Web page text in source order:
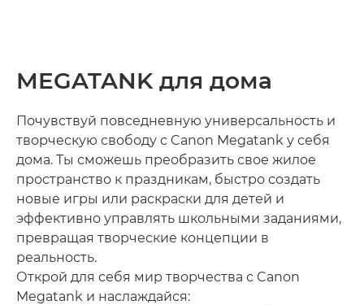
MEGATANK для дома
Почувствуй повседневную универсальность и
творческую свободу с Canon Megatank у себя
дома. Ты сможешь преобразить свое жилое
пространство к праздникам, быстро создать
новые игры или раскраски для детей и
эффективно управлять школьными заданиями,
превращая творческие концепции в
реальность.
Открой для себя мир творчества с Canon
Megatank и наслаждайся: